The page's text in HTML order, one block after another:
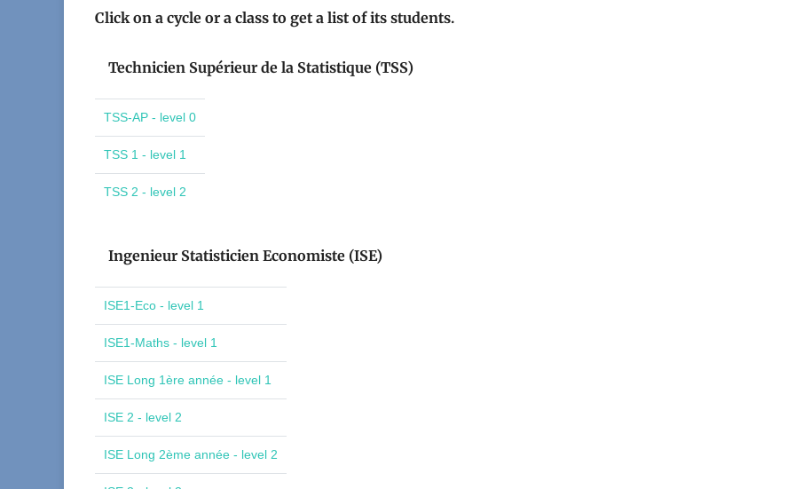
Click on a cycle or a class to get a list of its students.
Technicien Supérieur de la Statistique (TSS)
TSS-AP - level 0
TSS 1 - level 1
TSS 2 - level 2
Ingenieur Statisticien Economiste (ISE)
ISE1-Eco - level 1
ISE1-Maths - level 1
ISE Long 1ère année - level 1
ISE 2 - level 2
ISE Long 2ème année - level 2